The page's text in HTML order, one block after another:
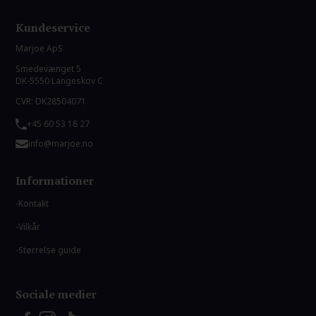
Kundeservice
Marjoe ApS
Smedevænget 5
DK-5550 Langeskov C
CVR: DK28504071
+45 60 53 18 27
info@marjoe.no
Informationer
Kontakt
Vilkår
Størrelse guide
Sociale medier